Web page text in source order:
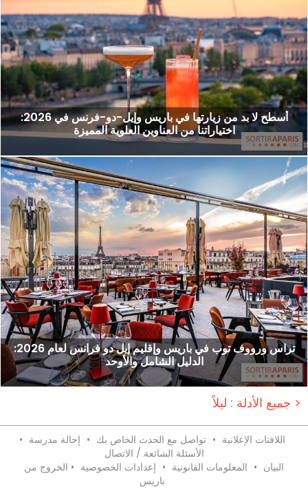
أسطح لا بد من زيارتها في باريس وإيل-دو-فرنس في 2026:
اختياراتنا من العناوين العلوية المميزة
تراس ورووف توب في باريس وإقليم إيل دو فرانس لعام 2026:
الدليل الشامل والأوحد
جميع الأدلة : ليلاً >
اللافتات الإعلانية • تواصل مع الحدث الخاص بك • إحالة مدرسة •
الأسئلة الشائعة / الاتصال
البيان • المعلومات القانونية • إعدادات الخصوصية • الخروج من
باريس